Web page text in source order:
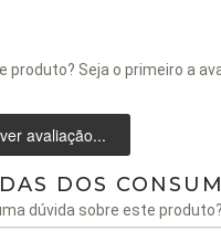
produto? Seja o primeiro a
avaliação...
DOS
dúvida sobre este